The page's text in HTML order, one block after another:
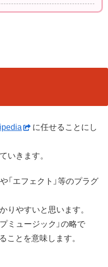
に任せることにし
いきます。
「エフェクト」等のプラグ
りやすいと思います。
ミュージック」の略で
ことを意味します。